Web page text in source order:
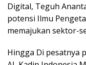
Digital, Teguh
potensi Ilmu
memajukan sektor-
Hingga Di pesatnya